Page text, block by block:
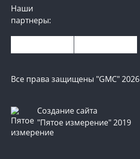
Все права защищены "GMC" 2026
Наши
партнеры:
Создание сайта
"Пятое измерение" 2019